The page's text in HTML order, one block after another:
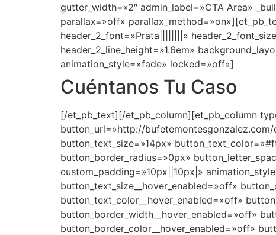
gutter_width=»2″ admin_label=»CTA Area»
parallax=»off»
header_2_font=»Prata||||||||»
header_2_line_height=»1.6em»
animation_style=»fade» locked=»off»]
Cuéntanos Tu Caso
[/et_pb_text][/et_pb_column][et_pb_column
button_url=»http://
button_text_size=»14px»
button_border_radius=»0px»
custom_padding=»10px||10px|»
button_text_size__hover_enabled=»off»
button_text_color__hover_enabled=»off»
button_border_width__hover_enabled=»off»
button_border_color__hover_enabled=»off»